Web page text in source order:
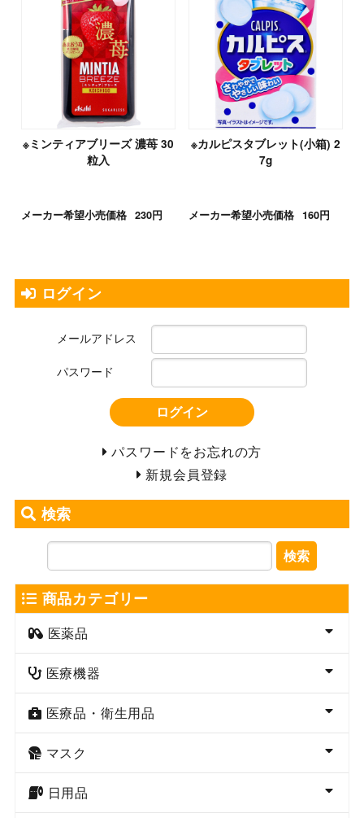
※ミンティアブリーズ 濃苺 30
粒入
メーカー希望小売価格 230円
※カルピスタブレット(小箱) 2
7g
メーカー希望小売価格 160円
ログイン
メールアドレス
パスワード
ログイン
パスワードをお忘れの方
新規会員登録
検索
検索
商品カテゴリー
医薬品
医療機器
医療品・衛生用品
マスク
日用品